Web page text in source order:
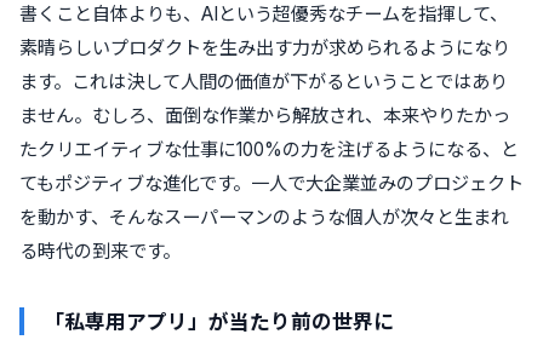
書くこと自体よりも、AIという超優秀なチームを指揮して、
素晴らしいプロダクトを生み出す力が求められるようになり
ます。これは決して人間の価値が下がるということではあり
ません。むしろ、面倒な作業から解放され、本来やりたかっ
たクリエイティブな仕事に100%の力を注げるようになる、と
てもポジティブな進化です。一人で大企業並みのプロジェクト
を動かす、そんなスーパーマンのような個人が次々と生まれ
る時代の到来です。
「私専用アプリ」が当たり前の世界に